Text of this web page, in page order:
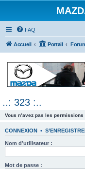
FAQ
Accueil Portail
..: 323 :..
Vous n’avez pas les
CONNEXION •
Nom d’utilisateur :
Mot de passe :